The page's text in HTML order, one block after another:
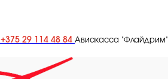
+375 29 114 48 84 Авиакасса "Флайдрим"